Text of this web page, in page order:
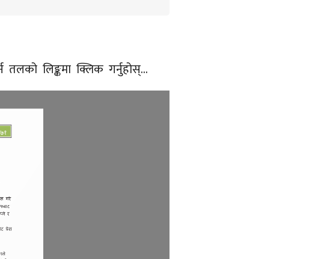
तलको लिङ्कमा क्लिक गर्नुहोस्...